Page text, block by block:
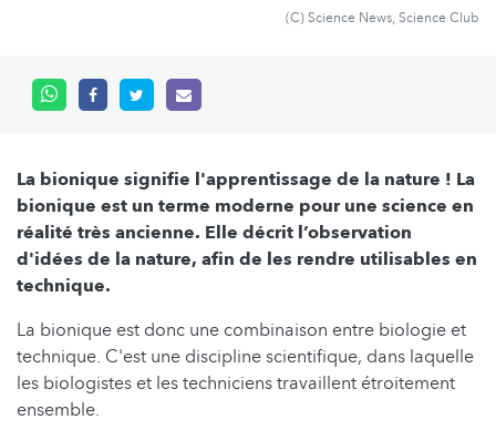
(C) Science News, Science Club
La bionique signifie l'apprentissage de la nature ! La
bionique est un terme moderne pour une science en
réalité très ancienne. Elle décrit l’observation
d'idées de la nature, afin de les rendre utilisables en
technique.
La bionique est donc une combinaison entre biologie et
technique. C'est une discipline scientifique, dans laquelle
les biologistes et les techniciens travaillent étroitement
ensemble.